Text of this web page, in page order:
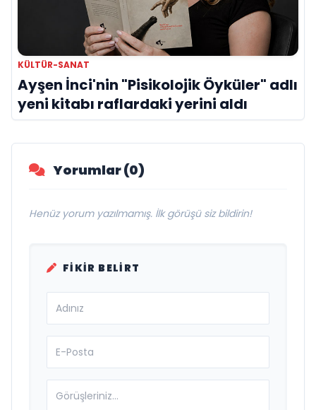
KÜLTÜR-SANAT
Ayşen İnci'nin "Pisikolojik Öyküler" adlı
yeni kitabı raflardaki yerini aldı
Yorumlar (0)
Henüz yorum yazılmamış. İlk görüşü siz bildirin!
FIKIR BELIRT